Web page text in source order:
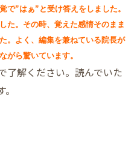
で”はぁ”と受け答えをしました。
た。その時、覚えた感情そのまま
。よく、編集を兼ねている院長が
がら驚いています。
了解ください。読んでいた